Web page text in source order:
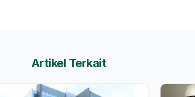
Artikel Terkait